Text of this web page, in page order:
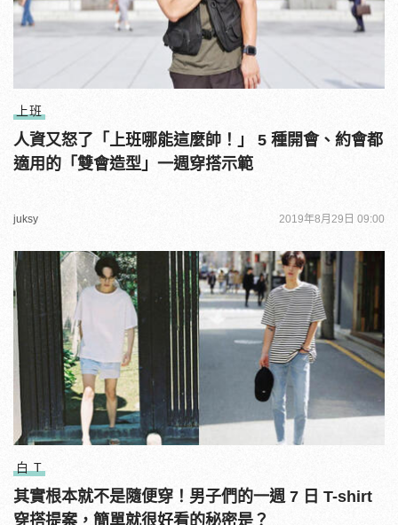
上班
人資又怒了「上班哪能這麼帥！」 5 種開會、約會都
適用的「雙會造型」一週穿搭示範
juksy 2019年8月29日 09:00
白 T
其實根本就不是隨便穿！男子們的一週 7 日 T-shirt
穿搭提案，簡單就很好看的秘密是？